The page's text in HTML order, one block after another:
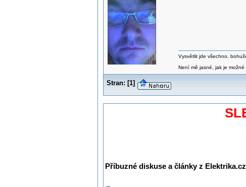
Vysvětlit jde všechno,
Není mě jasné, jak je
Stran: [1]
Příbuzné diskuse a články z Elektrika.cz